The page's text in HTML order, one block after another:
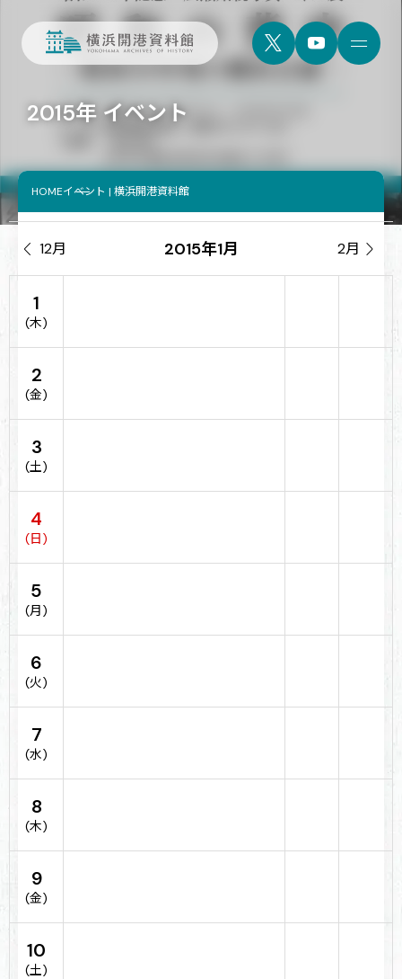
2015年 イベント
HOMEイベント | 横浜開港資料館
 12月 2015年1月 2月 
1
(木)
2
(金)
3
(土)
4
(日)
5
(月)
6
(火)
7
(水)
8
(木)
9
(金)
10
(土)